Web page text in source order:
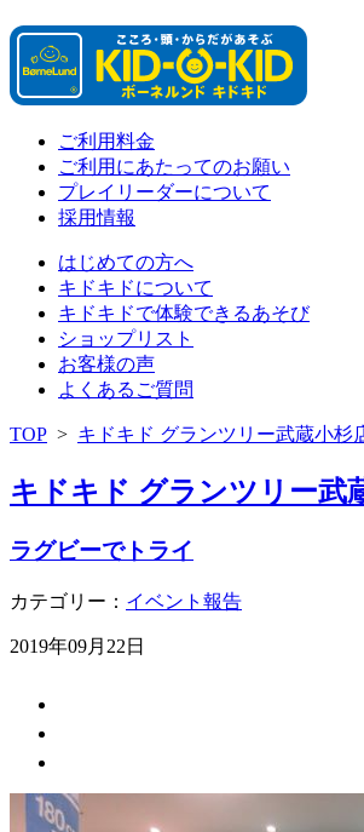
ご利用料金
ご利用にあたってのお願い
プレイリーダーについて
採用情報
はじめての方へ
キドキドについて
キドキドで体験できるあそび
ショップリスト
お客様の声
よくあるご質問
TOP > キドキド グランツリー武蔵小杉
キドキド グランツリー武
ラグビーでトライ
カテゴリー： イベント報告
2019年09月22日